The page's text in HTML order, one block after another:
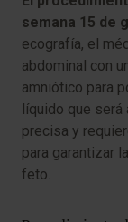
semana 15 de
ecografía, el
abdominal con
amniótico para
líquido que
precisa y
para garantizar
feto.